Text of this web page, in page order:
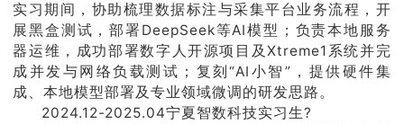
实习期间，协助梳理数据标注与采集平台业务流程，开
展黑盒测试，部署DeepSeek等AI模型；负责本地服务
器运维，成功部署数字人开源项目及Xtreme1系统并完
成并发与网络负载测试；复刻“AI小智”，提供硬件集
成、本地模型部署及专业领域微调的研发思路。
2024.12-2025.04宁夏智数科技实习生?